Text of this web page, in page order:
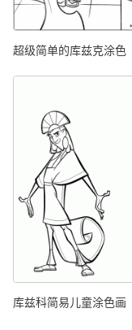
超级简单的库兹克涂色
库兹科简易儿童涂色画